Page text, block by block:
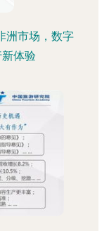
洲市场，数字
体验